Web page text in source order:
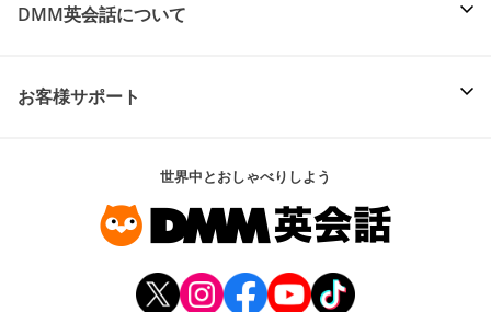
DMM英会話について
お客様サポート
世界中とおしゃべりしよう